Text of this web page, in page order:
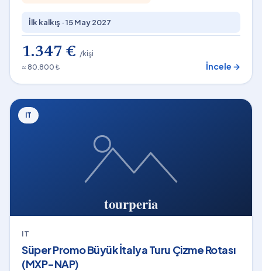
İlk kalkış ·15 May 2027
1.347 € /kişi
≈ 80.800 ₺
İncele →
IT
IT
Süper Promo Büyük İtalya Turu Çizme Rotası
(MXP-NAP)